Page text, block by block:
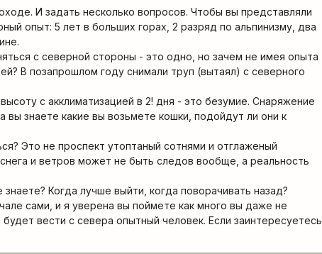
И задать несколько вопросов. Чтобы вы представляли
опыт: 5 лет в больших горах, 2 разряд по альпинизму, два
с северной стороны - это одно, но зачем не имея опыта
В позапрошлом году снимали труп (вытаял) с северного
с акклиматизацией в 2! дня - это безумие. Снаряжение
вы знаете какие вы возьмете кошки, подойдут ли они к
Это не проспект утоптаный сотнями и отглаженый
и ветров может не быть следов вообще, а реальность
Когда лучше выйти, когда поворачивать назад?
сами, и я уверена вы поймете как много вы даже не
вести с севера опытный человек. Если заинтересуетесь